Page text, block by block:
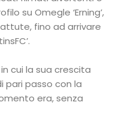
su Omegle ‘Erning’,
fino ad arrivare
cui la sua crescita
pari passo con la
era, senza